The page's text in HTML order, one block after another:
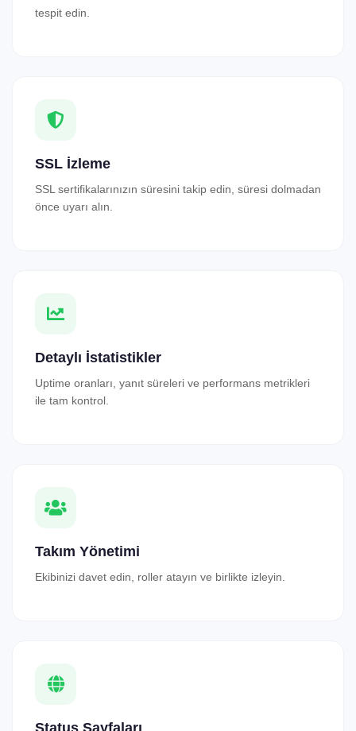
tespit edin.
SSL İzleme
SSL sertifikalarınızın süresini takip edin, süresi dolmadan
önce uyarı alın.
Detaylı İstatistikler
Uptime oranları, yanıt süreleri ve performans metrikleri
ile tam kontrol.
Takım Yönetimi
Ekibinizi davet edin, roller atayın ve birlikte izleyin.
Status Sayfaları